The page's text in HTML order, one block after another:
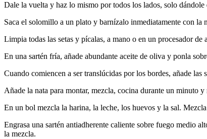
Dale la vuelta y haz lo mismo por todos los lados, solo dándole
Saca el solomillo a un plato y barnízalo inmediatamente con
Limpia todas las setas y pícalas, a mano o en un procesador de
En una sartén fría, añade abundante aceite de oliva y ponla
Cuando comiencen a ser translúcidas por los bordes, añade
Añade la nata para montar, mezcla, cocina durante un minuto y
En un bol mezcla la harina, la leche, los huevos y la sal.
Engrasa una sartén antiadherente caliente sobre fuego medio
la mezcla.